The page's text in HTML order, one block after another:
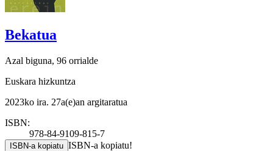
Bekatua
Azal biguna, 96 orrialde
Euskara hizkuntza
2023ko ira. 27a(e)an argitaratua
ISBN:
978-84-9109-815-7
ISBN-a kopiatu ISBN-a kopiatu!